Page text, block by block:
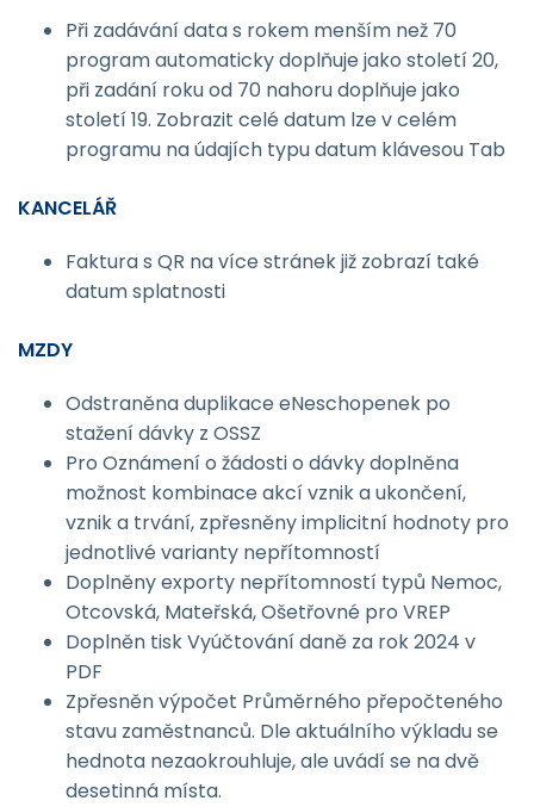
Při zadávání data s rokem menším než 70
program automaticky doplňuje jako století 20,
při zadání roku od 70 nahoru doplňuje jako
století 19. Zobrazit celé datum lze v celém
programu na údajích typu datum klávesou Tab
KANCELÁŘ
Faktura s QR na více stránek již zobrazí také
datum splatnosti
MZDY
Odstraněna duplikace eNeschopenek po
stažení dávky z OSSZ
Pro Oznámení o žádosti o dávky doplněna
možnost kombinace akcí vznik a ukončení,
vznik a trvání, zpřesněny implicitní hodnoty pro
jednotlivé varianty nepřítomností
Doplněny exporty nepřítomností typů Nemoc,
Otcovská, Mateřská, Ošetřovné pro VREP
Doplněn tisk Vyúčtování daně za rok 2024 v
PDF
Zpřesněn výpočet Průměrného přepočteného
stavu zaměstnanců. Dle aktuálního výkladu se
hednota nezaokrouhluje, ale uvádí se na dvě
desetinná místa.